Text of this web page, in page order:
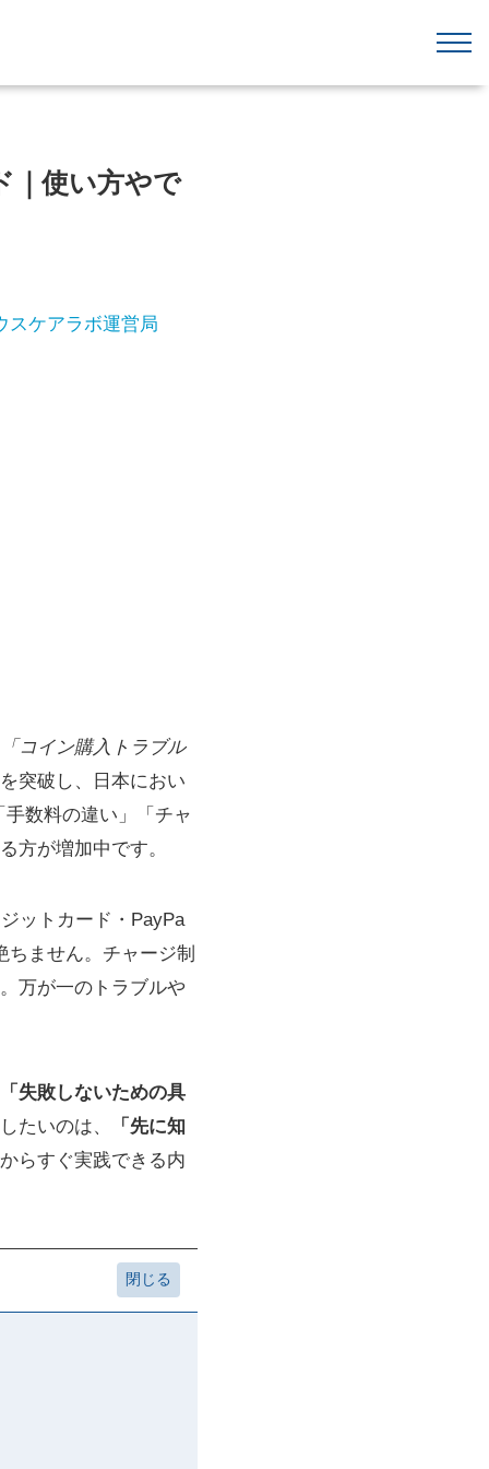
｜使い方やで
スケアラボ運営局
コイン購入トラブル
突破し、日本におい
数料の違い」「チャ
方が増加中です。
ットカード・PayPa
ません。チャージ制
万が一のトラブルや
失敗しないための具
たいのは、
「先に知
らすぐ実践できる内